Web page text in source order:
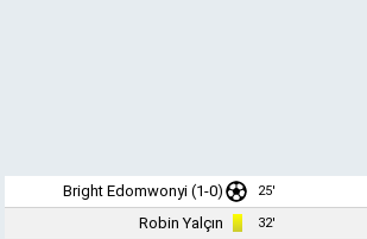
Bright Edomwonyi (1-0) 25'
Robin Yalçın 32'